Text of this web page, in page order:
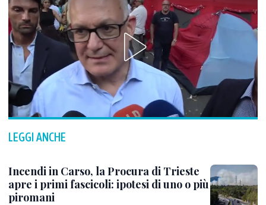
LEGGI ANCHE
Incendi in Carso, la Procura di Trieste
apre i primi fascicoli: ipotesi di uno o più
piromani